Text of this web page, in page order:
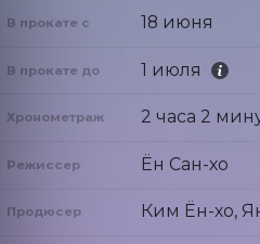
В прокате с 18 июня
В прокате до 1 июля
Хронометраж 2 часа 2
Режиссер Ён Сан-хо
Продюсер Ким Ён-хо,